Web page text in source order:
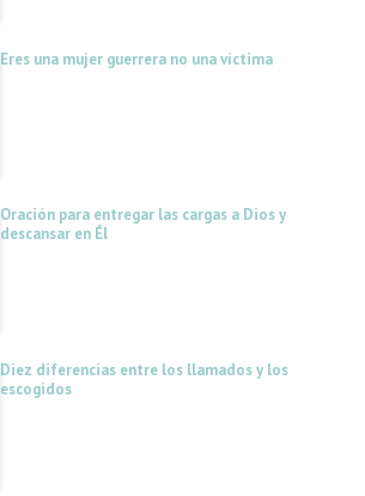
Eres una mujer guerrera no una víctima
Oración para entregar las cargas a Dios y
descansar en Él
Diez diferencias entre los llamados y los
escogidos